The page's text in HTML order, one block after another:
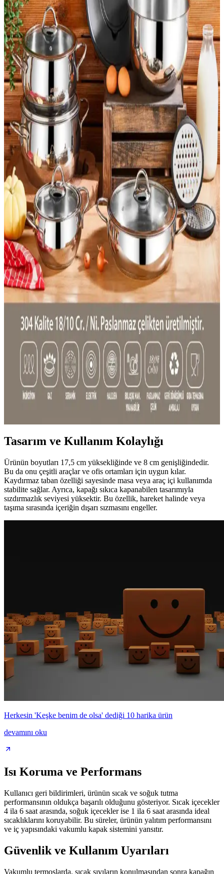
Dayanıklı ve Pratik 2 Litre Paslanmaz Çelik
Termoslar Günlük ve Dış Mekan Kullanımı İçin
Günlük ve dış mekan aktiviteleri için ideal olan 2 litre paslanmaz
çelik termoslar, dayanıklılık ve pratiklik sunar, geniş hacmiyle
kullanıcıların ihtiyaçlarını karşılar.
Ayz Güvenlik Kilitli Kedi Tasması: Dayanıklı ve Şık
Tasarım ile Güvenlik Sağlar
Ayz markalama güvenlik kilitli kedi tasması, dayanıklı paslanmaz
çelik ve kişiselleştirilebilir künyeleriyle güvenliği ve şıklığı bir arada
sunar, kullanımı kolay ve uzun ömürlüdür.
Evcil Hayvanlar İçin Doğru Mama ve Su Kabı
Seçimi ve Karşılaştırması
Evcil hayvanlar için mama ve su kabı seçerken malzeme, hijyen ve
dayanıklılık önemli faktörlerdir. Paslanmaz çelik ve seramik uzun
ömürlü ve hijyenik seçenekler sunar, plastik ise uygun fiyatlıdır.
Çok Amaçlı Mutfak Gereçleri: Fonksiyonellik ve
Pratiklik Sunan Modern Çözümler
Pratiklik ve fonksiyonelliği bir arada sunan çok amaçlı mutfak
gereçleri, dayanıklı malzemeleri ve çoklu fonksiyonlarıyla mutfakta
zaman ve maliyet tasarrufu sağlar.
Cooker Çelik Termos 0,75 Lt Pudra Pembe -
Dayanıklı ve Pratik Kullanım İçin Ideal
Cooker çelik termos, 0,75 litrelik hacmi ve paslanmaz çelik yapısıyla
uzun ömürlü, hijyenik ve estetik bir seçenektir. Sıcak ve soğuk tutma
performansı yüksek, günlük kullanım ve seyahatler için uygundur.
Dayanıklı Çok Amaçlı Tencere Setleri: Mutfakta
Güvenilirlik ve Çok Yönlülük Özellikleri
Dayanıklı ve çok amaçlı tencere setleri, uzun ömürlü malzemeleri ve
çok fonksiyonlu kullanımıyla mutfakta verimlilik sağlar. Farklı boyut
ve şekillerdeki setler, pişirme, saklama ve servis gibi ihtiyaçlara
Tasarım ve Kullanım Kolaylığı
Ürünün boyutları 17,5 cm yüksekliğinde ve 8 cm genişliğindedir.
Bu da onu çeşitli araçlar ve ofis ortamları için uygun kılar.
Kaydırmaz taban özelliği sayesinde masa veya araç içi kullanımda
stabilite sağlar. Ayrıca, kapağı sıkıca kapanabilen tasarımıyla
sızdırmazlık seviyesi yüksektir. Bu özellik, hareket halinde veya
taşıma sırasında içeriğin dışarı sızmasını engeller.
Herkesin 'Keşke benim de olsa' dediği 10 harika ürün
devamını oku
Isı Koruma ve Performans
Kullanıcı geri bildirimleri, ürünün sıcak ve soğuk tutma
performansının oldukça başarılı olduğunu gösteriyor. Sıcak içecekler
4 ila 6 saat arasında, soğuk içecekler ise 1 ila 6 saat arasında ideal
sıcaklıklarını koruyabilir. Bu süreler, ürünün yalıtım performansını
ve iç yapısındaki vakumlu kapak sistemini yansıtır.
Güvenlik ve Kullanım Uyarıları
Vakumlu termoslarda, sıcak sıvıların konulmasından sonra kapağın